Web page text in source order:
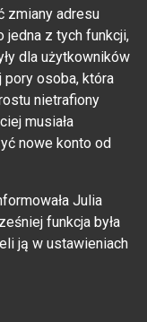
zmiany adresu
jedna z tych funkcji,
dla użytkowników
pory osoba, która
nietrafiony
musiała
nowe konto od
Julia
funkcja była
ją w ustawieniach